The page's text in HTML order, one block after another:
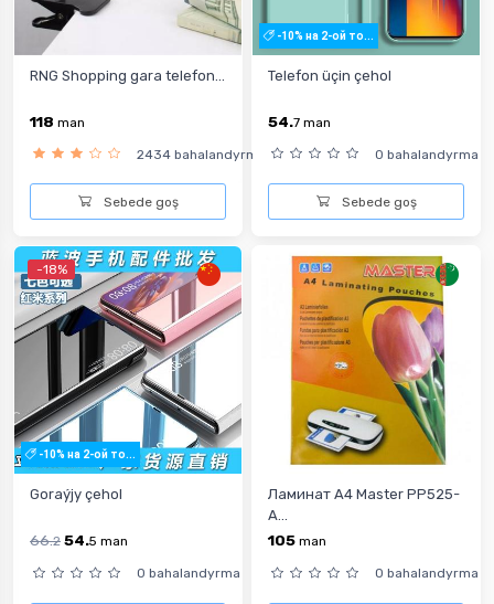
RNG Shopping gara telefon...
118 man
2434 bahalandyrma
Sebede goş
-10% на 2-ой то...
Telefon üçin çehol
54.7 man
0 bahalandyrma
Sebede goş
-18%
-10% на 2-ой то...
Goraýjy çehol
66.2 54.5 man
0 bahalandyrma
Ламинат А4 Master PP525-
A...
105 man
0 bahalandyrma